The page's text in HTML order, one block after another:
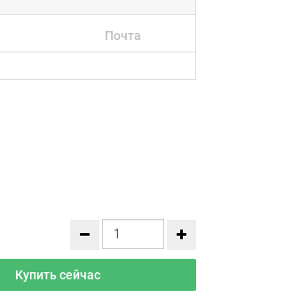
Почта
Купить сейчас